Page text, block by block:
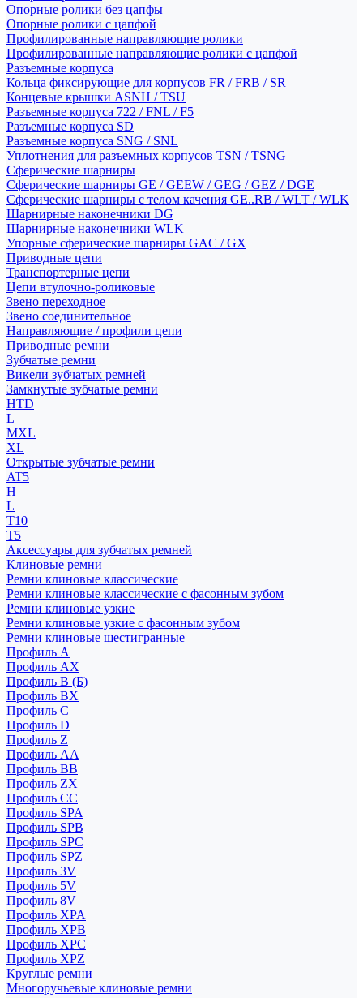
Опорные ролики без цапфы
Опорные ролики с цапфой
Профилированные направляющие ролики
Профилированные направляющие ролики с цапфой
Разъемные корпуса
Кольца фиксирующие для корпусов FR / FRB / SR
Концевые крышки ASNH / TSU
Разъемные корпуса 722 / FNL / F5
Разъемные корпуса SD
Разъемные корпуса SNG / SNL
Уплотнения для разъемных корпусов TSN / TSNG
Сферические шарниры
Сферические шарниры GE / GEEW / GEG / GEZ / DGE
Сферические шарниры с телом качения GE..RB / WLT / WLK
Шарнирные наконечники DG
Шарнирные наконечники WLK
Упорные сферические шарниры GAC / GX
Приводные цепи
Транспортерные цепи
Цепи втулочно-роликовые
Звено переходное
Звено соединительное
Направляющие / профили цепи
Приводные ремни
Зубчатые ремни
Викели зубчатых ремней
Замкнутые зубчатые ремни
HTD
L
MXL
XL
Открытые зубчатые ремни
AT5
H
L
T10
T5
Аксессуары для зубчатых ремней
Клиновые ремни
Ремни клиновые классические
Ремни клиновые классические с фасонным зубом
Ремни клиновые узкие
Ремни клиновые узкие с фасонным зубом
Ремни клиновые шестигранные
Профиль A
Профиль AX
Профиль B (Б)
Профиль BX
Профиль C
Профиль D
Профиль Z
Профиль АА
Профиль BB
Профиль ZX
Профиль CC
Профиль SPA
Профиль SPB
Профиль SPC
Профиль SPZ
Профиль 3V
Профиль 5V
Профиль 8V
Профиль XPA
Профиль XPB
Профиль XPC
Профиль XPZ
Круглые ремни
Многоручьевые клиновые ремни